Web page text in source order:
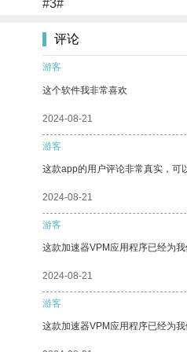
#3#
评论
游客
这个软件我非常喜欢
2024-08-21
游客
这款app的用户评论非常真实，可
2024-08-21
游客
这款加速器VPM应用程序已经为
2024-08-21
游客
这款加速器VPM应用程序已经为